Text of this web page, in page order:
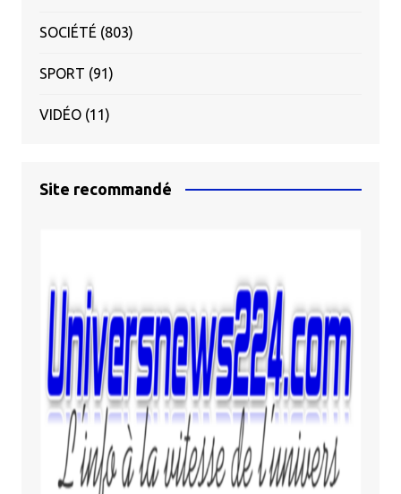
SOCIÉTÉ (803)
SPORT (91)
VIDÉO(11)
Site recommandé